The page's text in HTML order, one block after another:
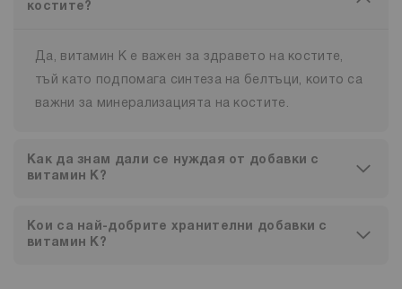
костите?
Да, витамин К е важен за здравето на костите,
тъй като подпомага синтеза на белтъци, които са
важни за минерализацията на костите.
Как да знам дали се нуждая от добавки с
витамин К?
Кои са най-добрите хранителни добавки с
витамин К?